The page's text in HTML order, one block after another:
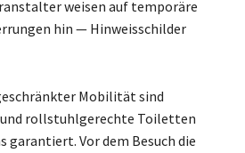
weisen auf temporäre
hin — Hinweisschilder
Mobilität sind
rollstuhlgerechte Toiletten
garantiert. Vor dem Besuch die